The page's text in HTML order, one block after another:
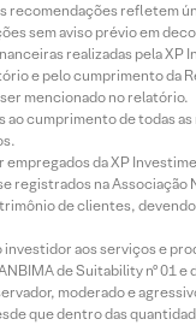
recomendações refletem
sem aviso prévio em
realizadas pela XP
e pelo cumprimento da
mencionado no relatório.
cumprimento de todas
da XP
registrados na
de clientes,
investidor aos serviços e
de Suitability nº 01
moderado e
que dentro das